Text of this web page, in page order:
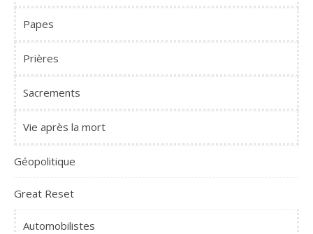
Papes
Prières
Sacrements
Vie après la mort
Géopolitique
Great Reset
Automobilistes